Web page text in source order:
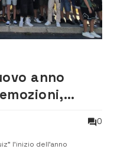
anno
0
l’inizio dell’anno